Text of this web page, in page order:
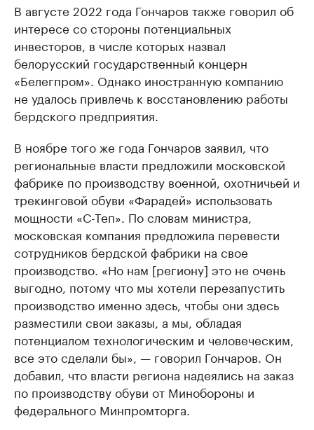
В августе 2022 года Гончаров также говорил об
интересе со стороны потенциальных
инвесторов, в числе которых назвал
белорусский государственный концерн
«Белегпром». Однако иностранную компанию
не удалось привлечь к восстановлению работы
бердского предприятия.
В ноябре того же года Гончаров заявил, что
региональные власти предложили московской
фабрике по производству военной, охотничьей и
трекинговой обуви «Фарадей» использовать
мощности «С-Теп». По словам министра,
московская компания предложила перевести
сотрудников бердской фабрики на свое
производство. «Но нам [региону] это не очень
выгодно, потому что мы хотели перезапустить
производство именно здесь, чтобы они здесь
разместили свои заказы, а мы, обладая
потенциалом технологическим и человеческим,
все это сделали бы», — говорил Гончаров. Он
добавил, что власти региона надеялись на заказ
по производству обуви от Минобороны и
федерального Минпромторга.